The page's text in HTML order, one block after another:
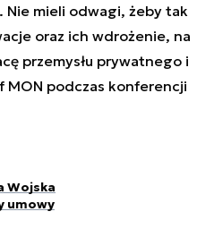
Nie mieli odwagi, żeby tak
oraz ich wdrożenie, na
przemysłu prywatnego i
MON podczas konferencji
Wojska
umowy